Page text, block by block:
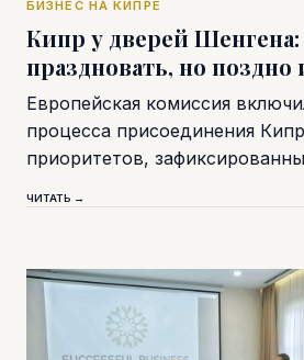
БИЗНЕС НА КИПРЕ
Кипр у дверей Шенгена:
праздновать, но поздно
Европейская комиссия
процесса присоединения
приоритетов,
ЧИТАТЬ →